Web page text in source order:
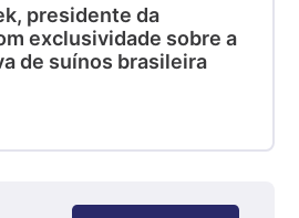
presidente da
exclusividade sobre a
de suínos brasileira